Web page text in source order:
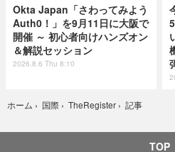
Okta Japan「さわってみよう
Auth0！」を9月11日に大阪で
開催 ～ 初心者向けハンズオン
＆解説セッション
2026.8.6 Thu 8:10
ホーム › 国際 › TheRegister › 記事
TOP